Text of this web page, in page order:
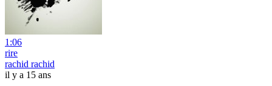
1:06
rire
rachid rachid
il y a 15 ans